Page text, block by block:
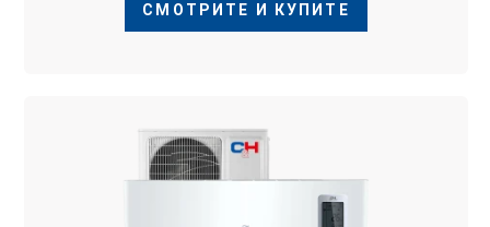
СМОТРИТЕ И КУПИТЕ